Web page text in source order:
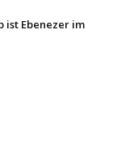
ist Ebenezer im